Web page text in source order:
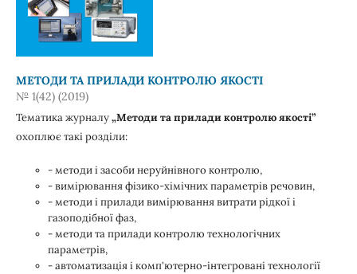
МЕТОДИ ТА ПРИЛАДИ КОНТРОЛЮ ЯКОСТІ
№ 1(42) (2019)
Тематика журналу„Методи та прилади контролю якості”
охоплює такі розділи:
- методи і засоби неруйнівного контролю,
- вимірювання фізико-хімічних параметрів речовин,
- методи і прилади вимірювання витрати рідкої і
газоподібної фаз,
- методи та прилади контролю технологічних
параметрів,
- автоматизація і комп'ютерно-інтегровані технології